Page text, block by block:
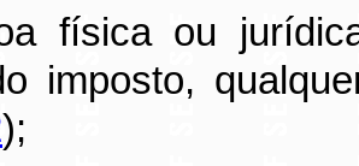
física ou
imposto,
);